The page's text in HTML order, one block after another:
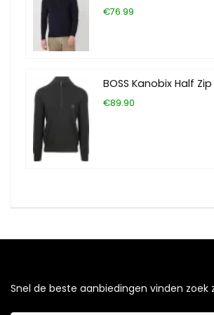
€76.99
BOSS Kanobix Half
€89.90
Snel de beste aanbiedingen vinden zoek